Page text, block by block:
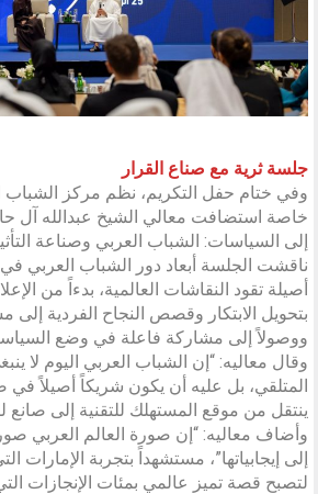
جلسة ثرية مع صناع القرار
وفي ختام حفل التكريم، نظم مركز الشباب
خاصة استضافت معالي الشيخ عبدالله آل
إلى السياسات: الشباب العربي وصناعة
ناقشت الجلسة أبعاد دور الشباب العربي
أصيلة تقود النقاشات العالمية، بدءاً من
بتحويل الابتكار وقصص النجاح الفردية إلى
ووصولاً إلى مشاركة فاعلة في وضع
وقال معاليه: “إن الشباب العربي اليوم لا
المتلقي، بل عليه أن يكون شريكاً أصيلاً في
ينتقل من موقع المستهلك للتقنية إلى صانع
وأضاف معاليه: “إن صورة العالم العربي
إلى إيجابياتها”، مستشهداً بتجربة الإمارات
لتصبح قصة تميز عالمي بمئات الإنجازات